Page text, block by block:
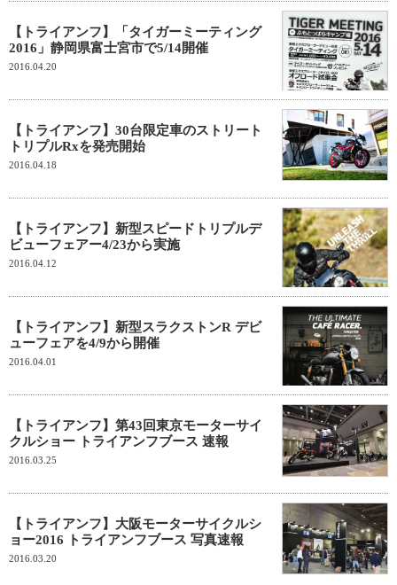
【トライアンフ】「タイガーミーティング
2016」静岡県富士宮市で5/14開催
2016.04.20
【トライアンフ】30台限定車のストリート
トリプルRxを発売開始
2016.04.18
【トライアンフ】新型スピードトリプルデ
ビューフェアー4/23から実施
2016.04.12
【トライアンフ】新型スラクストンR デビ
ューフェアを4/9から開催
2016.04.01
【トライアンフ】第43回東京モーターサイ
クルショー トライアンフブース 速報
2016.03.25
【トライアンフ】大阪モーターサイクルシ
ョー2016 トライアンフブース 写真速報
2016.03.20